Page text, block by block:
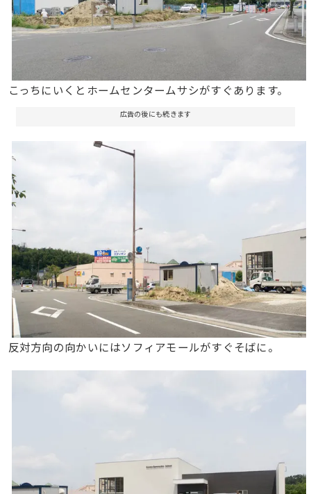
こっちにいくとホームセンタームサシがすぐあります。
広告の後にも続きます
反対方向の向かいにはソフィアモールがすぐそばに。